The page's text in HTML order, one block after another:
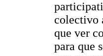
colectivo
que ver
para que